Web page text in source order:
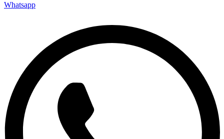
Whatsapp